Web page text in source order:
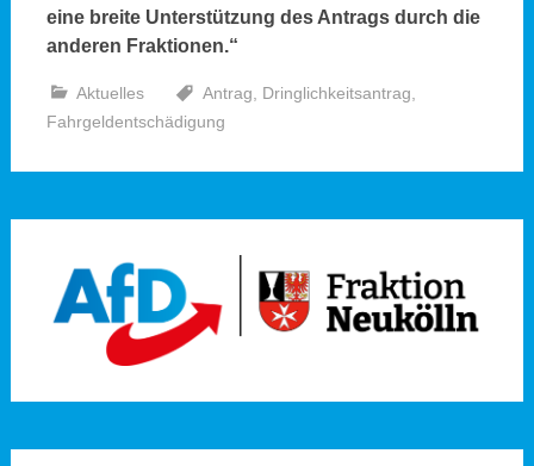
eine breite Unterstützung des Antrags durch die
anderen Fraktionen.“
Aktuelles Antrag Dringlichkeitsantrag
Fahrgeldentschädigung